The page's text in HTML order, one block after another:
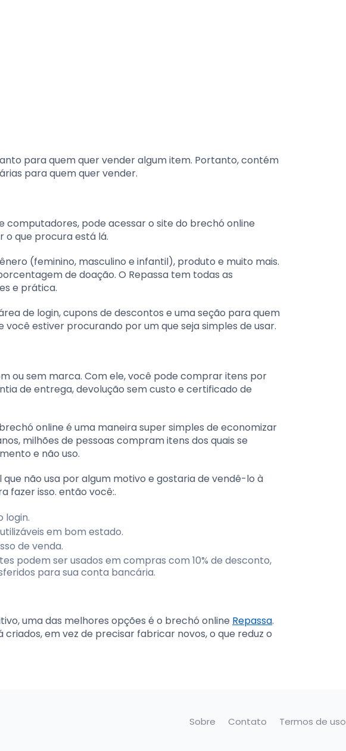
para quem quer vender algum item. Portanto, contém
para quem quer vender.
computadores, pode acessar o site do brechó online
o que procura está lá.
(feminino, masculino e infantil), produto e muito mais.
de doação. O Repassa tem todas as
e prática.
de login, cupons de descontos e uma seção para quem
estiver procurando por um que seja simples de usar.
ou sem marca. Com ele, você pode comprar itens por
de entrega, devolução sem custo e certificado de
online é uma maneira super simples de economizar
milhões de pessoas compram itens dos quais se
e não uso.
não usa por algum motivo e gostaria de vendê-lo à
fazer isso. então você:.
login.
​​em bom estado.
de venda.
podem ser usados ​​em compras com 10% de desconto,
para sua conta bancária.
uma das melhores opções é o brechó online Repassa.
em vez de precisar fabricar novos, o que reduz o
Sobre Contato Termos de uso